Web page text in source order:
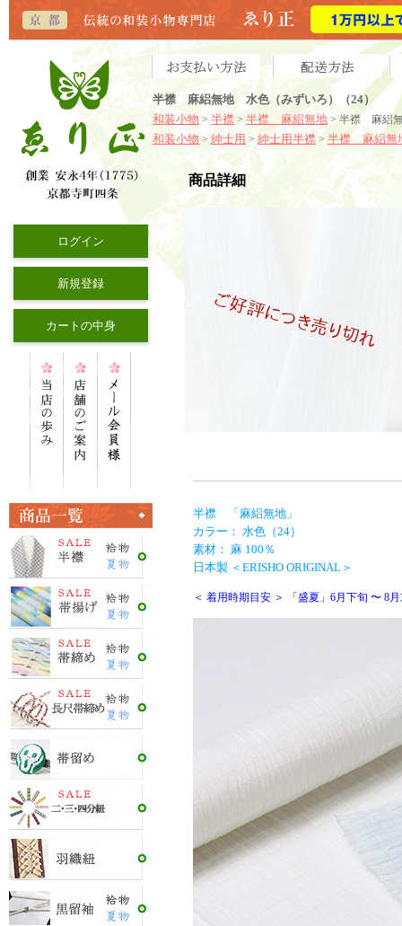
半襟 麻絽無地 水色（みずいろ）（24）
和装小物 > 半襟 > 半襟 麻絽無地 > 半襟 麻絽
和装小物 >紳士用 > 紳士用半襟 > 半襟 麻絽無
ログイン
新規登録
カートの中身
商品詳細
半襟 「麻絽無地」
カラー： 水色（24）
素材： 麻 100％
日本製 ＜ERISHO ORIGINAL＞
＜ 着用時期目安 ＞ 「盛夏」6月下旬 〜 8